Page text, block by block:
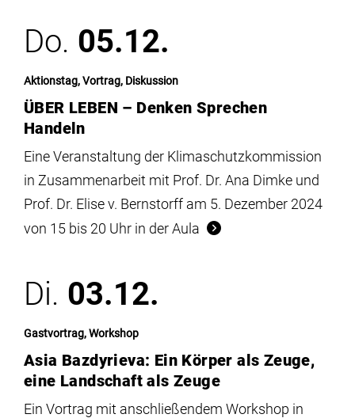
Do. 05.12.
Aktionstag, Vortrag, Diskussion
ÜBER LEBEN – Denken Sprechen
Handeln
Eine Veranstaltung der Klimaschutzkommission
in Zusammenarbeit mit Prof. Dr. Ana Dimke und
Prof. Dr. Elise v. Bernstorff am 5. Dezember 2024
von 15 bis 20 Uhr in der Aula
Di. 03.12.
Gastvortrag, Workshop
Asia Bazdyrieva: Ein Körper als Zeuge,
eine Landschaft als Zeuge
Ein Vortrag mit anschließendem Workshop in